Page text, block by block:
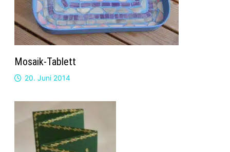
Mosaik-Tablett
20. Juni 2014